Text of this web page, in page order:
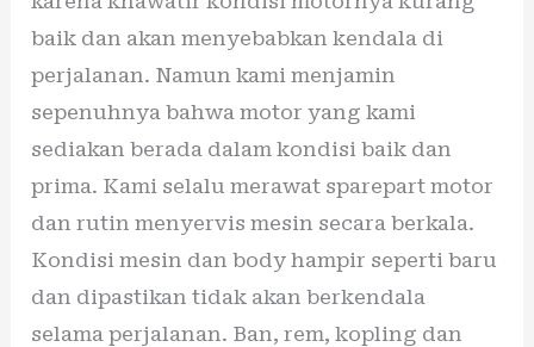
baik dan akan menyebabkan kendala di
perjalanan. Namun kami menjamin
sepenuhnya bahwa motor yang kami
sediakan berada dalam kondisi baik dan
prima. Kami selalu merawat sparepart motor
dan rutin menyervis mesin secara berkala.
Kondisi mesin dan body hampir seperti baru
dan dipastikan tidak akan berkendala
selama perjalanan. Ban, rem, kopling dan